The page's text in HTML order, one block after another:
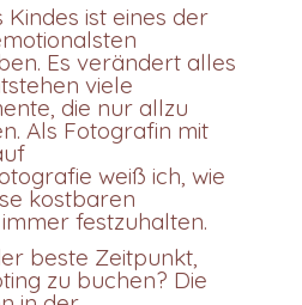
Kindes ist eines der
Es verändert alles
viele
die nur allzu
Als Fotografin mit
weiß ich, wie
kostbaren
festzuhalten.
beste Zeitpunkt,
zu buchen? Die